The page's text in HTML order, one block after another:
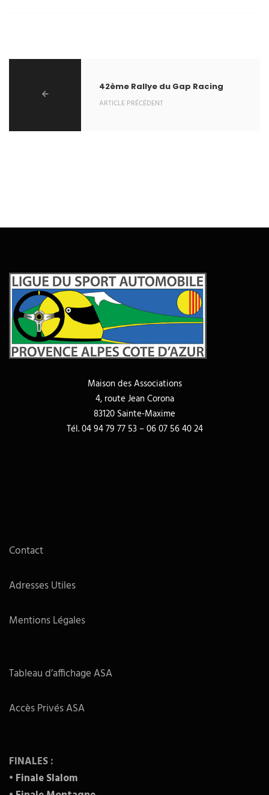
42ème Rallye du Gap Racing
ARTICLE PRÉCÉDENT
Maison des Associations
4, route Jean Corona
83120 Sainte-Maxime
Tél. 04 94 79 77 53 – 06 07 56 40 24
Contact
Adresses Utiles
Mentions Légales
Tableau d’affichage ASA
Accès Privés ASA
FINALES :
• Finale Slalom